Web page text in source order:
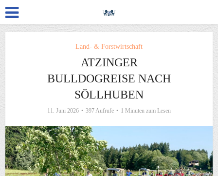
Land- & Forstwirtschaft
ATZINGER
BULLDOGREISE NACH
SÖLLHUBEN
11. Juni 2026 397 Aufrufe 1 Minuten zum Lesen